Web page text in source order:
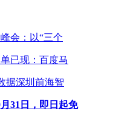
会：以“三个
已现：百度马
据深圳前海智
31日，即日起免